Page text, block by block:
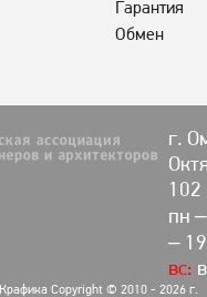
Гарантия
Обмен
г.
102
пн
–
вс:
Крафика Copyright © 2010 - 2026 г.